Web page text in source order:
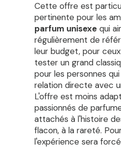
Cette offre est
pertinente pour les
parfum unisexe qui
régulièrement de
leur budget, pour
tester un grand
pour les personnes
relation directe avec
L'offre est moins
passionnés de
attachés à l'histoire
flacon, à la rareté.
l'expérience sera